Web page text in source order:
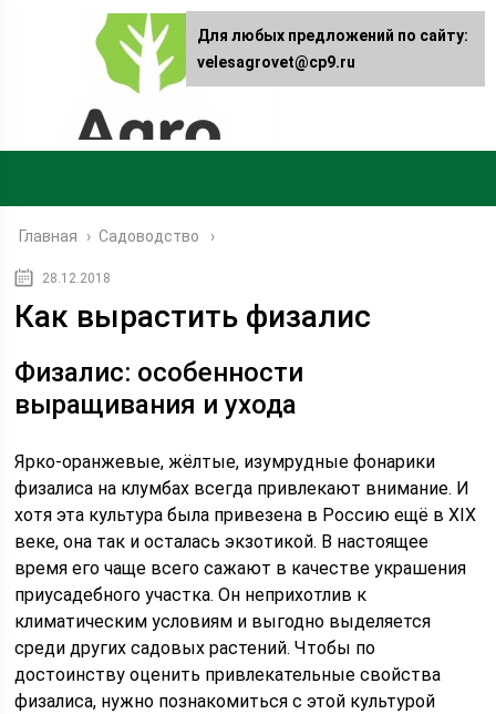
Главная › Садоводство
28.12.2018
Как вырастить физалис
Физалис: особенности
выращивания и ухода
Ярко-оранжевые, жёлтые, изумрудные фонарики
физалиса на клумбах всегда привлекают внимание. И
хотя эта культура была привезена в Россию ещё в XIX
веке, она так и осталась экзотикой. В настоящее
время его чаще всего сажают в качестве украшения
приусадебного участка. Он неприхотлив к
климатическим условиям и выгодно выделяется
среди других садовых растений. Чтобы по
достоинству оценить привлекательные свойства
физалиса, нужно познакомиться с этой культурой
Для любых предложений по сайту:
velesagrovet@cp9.ru